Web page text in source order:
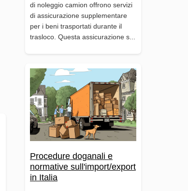
di noleggio camion offrono servizi
di assicurazione supplementare
per i beni trasportati durante il
trasloco. Questa assicurazione s...
Procedure doganali e
normative sull'import/export
in Italia